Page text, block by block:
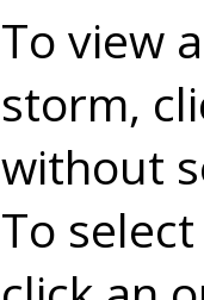
To view
storm,
without
To